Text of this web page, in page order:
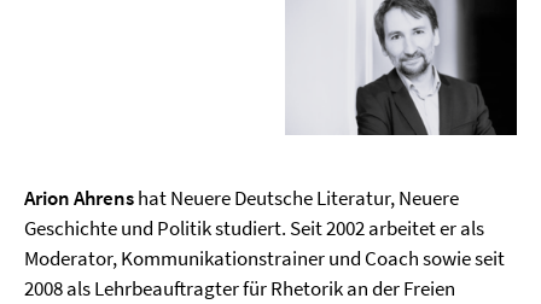
Arion Ahrenshat Neuere Deutsche Literatur, Neuere
Geschichte und Politik studiert. Seit 2002 arbeitet er als
Moderator, Kommunikationstrainer und Coach sowie seit
2008 als Lehrbeauftragter für Rhetorik an der Freien